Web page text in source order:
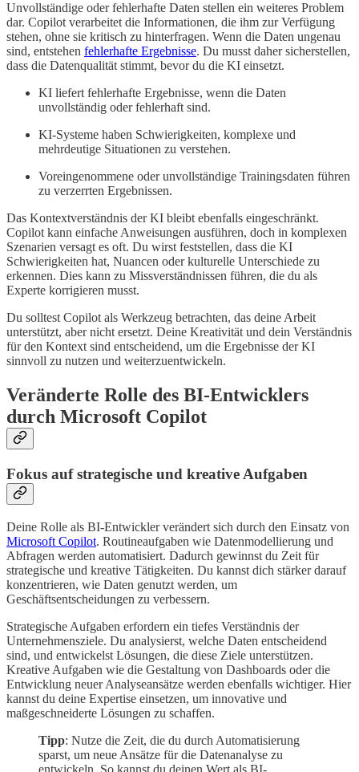
Unvollständige oder fehlerhafte Daten stellen ein weiteres Problem
dar. Copilot verarbeitet die Informationen, die ihm zur Verfügung
stehen, ohne sie kritisch zu hinterfragen. Wenn die Daten ungenau
sind, entstehen fehlerhafte Ergebnisse. Du musst daher sicherstellen,
dass die Datenqualität stimmt, bevor du die KI einsetzt.
KI liefert fehlerhafte Ergebnisse, wenn die Daten
unvollständig oder fehlerhaft sind.
KI-Systeme haben Schwierigkeiten, komplexe und
mehrdeutige Situationen zu verstehen.
Voreingenommene oder unvollständige Trainingsdaten führen
zu verzerrten Ergebnissen.
Das Kontextverständnis der KI bleibt ebenfalls eingeschränkt.
Copilot kann einfache Anweisungen ausführen, doch in komplexen
Szenarien versagt es oft. Du wirst feststellen, dass die KI
Schwierigkeiten hat, Nuancen oder kulturelle Unterschiede zu
erkennen. Dies kann zu Missverständnissen führen, die du als
Experte korrigieren musst.
Du solltest Copilot als Werkzeug betrachten, das deine Arbeit
unterstützt, aber nicht ersetzt. Deine Kreativität und dein Verständnis
für den Kontext sind entscheidend, um die Ergebnisse der KI
sinnvoll zu nutzen und weiterzuentwickeln.
Veränderte Rolle des BI-Entwicklers
durch Microsoft Copilot
Fokus auf strategische und kreative Aufgaben
Deine Rolle als BI-Entwickler verändert sich durch den Einsatz von
Microsoft Copilot. Routineaufgaben wie Datenmodellierung und
Abfragen werden automatisiert. Dadurch gewinnst du Zeit für
strategische und kreative Tätigkeiten. Du kannst dich stärker darauf
konzentrieren, wie Daten genutzt werden, um
Geschäftsentscheidungen zu verbessern.
Strategische Aufgaben erfordern ein tiefes Verständnis der
Unternehmensziele. Du analysierst, welche Daten entscheidend
sind, und entwickelst Lösungen, die diese Ziele unterstützen.
Kreative Aufgaben wie die Gestaltung von Dashboards oder die
Entwicklung neuer Analyseansätze werden ebenfalls wichtiger. Hier
kannst du deine Expertise einsetzen, um innovative und
maßgeschneiderte Lösungen zu schaffen.
Tipp: Nutze die Zeit, die du durch Automatisierung
sparst, um neue Ansätze für die Datenanalyse zu
entwickeln. So kannst du deinen Wert als BI-